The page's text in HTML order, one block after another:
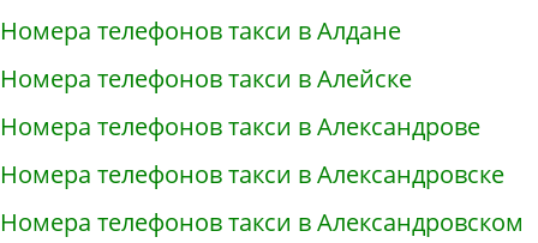
Номера телефонов такси в Алдане
Номера телефонов такси в Алейске
Номера телефонов такси в Александрове
Номера телефонов такси в Александровске
Номера телефонов такси в Александровском